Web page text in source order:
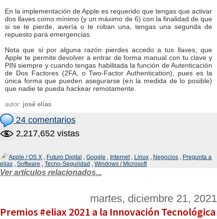
En la implementación de Apple es requerido que tengas que activar
dos llaves como mínimo (y un máximo de 6) con la finalidad de que
si se te pierde, avería o te roban una, tengas una segunda de
repuesto para emergencias.
Nota que si por alguna razón pierdes accedo a tus llaves, que
Apple te permite devolver a entrar de forma manual con tu clave y
PIN siempre y cuando tengas habilitada la función de Autenticación
de Dos Factores (2FA, o Two-Factor Authentication), pues es la
única forma que pueden asegurarse (en la medida de lo posible)
que nadie te pueda hackear remotamente.
autor: josé elías
24 comentarios
2,217,652 vistas
Apple / OS X , Futuro Digital , Google , Internet, Linux , Negocios , Pregunta a
eliax , Software , Tecno-Seguridad , Windows / Microsoft
Ver artículos relacionados...
martes, diciembre 21, 2021
Premios #eliax 2021 a la Innovación Tecnológica